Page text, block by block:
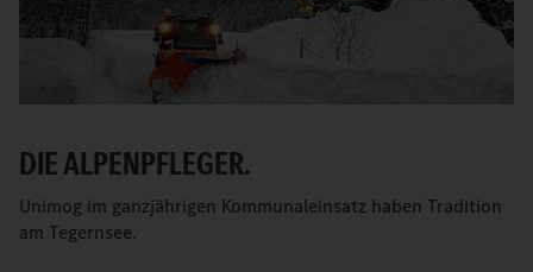
DIE ALPENPFLEGER.
Unimog im ganzjährigen Kommunaleinsatz haben Tradition
am Tegernsee.